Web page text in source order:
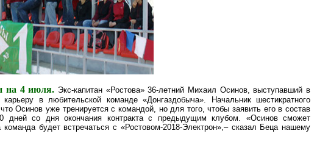
на 4 июля. Экс-капитан «Ростова» 36-летний Михаил Осинов, выступавший в
в любительской команде «Донгаздобыча». Начальник шестикратного
Осинов уже тренируется с командой, но для того, чтобы заявить его в состав
дней со дня окончания контракта с предыдущим клубом. «Осинов сможет
будет встречаться с «Ростовом-2018-Электрон»,– сказал Беца нашему